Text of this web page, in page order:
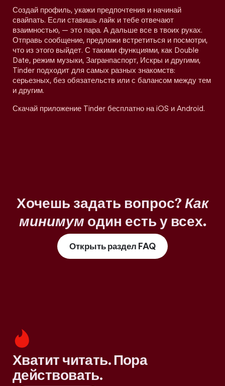
Создай профиль, укажи предпочтения и начинай
свайпать. Если ставишь лайк и тебе отвечают
взаимностью, — это пара. А дальше все в твоих руках.
Отправь сообщение, предложи встретиться и посмотри,
что из этого выйдет. С такими функциями, как Double
Date, режим музыки, Загранпаспорт, Искры и другими,
Tinder подходит для самых разных знакомств:
серьезных, без обязательств или с балансом между тем
и другим.
Скачай приложение Tinder бесплатно на iOS и Android.
Хочешь задать вопрос? Как
минимум один есть у всех.
Открыть раздел FAQ
Хватит читать. Пора
действовать.